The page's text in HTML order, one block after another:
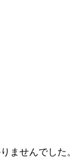
ませんでした。